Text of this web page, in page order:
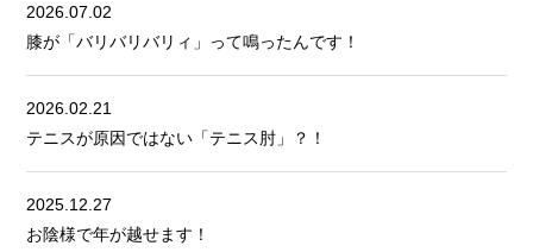
2026.07.02
膝が「バリバリバリィ」って鳴ったんです！
2026.02.21
テニスが原因ではない「テニス肘」？！
2025.12.27
お陰様で年が越せます！